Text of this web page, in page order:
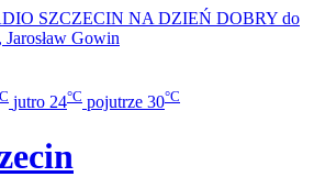
SZCZECIN NA DZIEŃ DOBRY do
Gowin
jutro 24°C pojutrze 30°C